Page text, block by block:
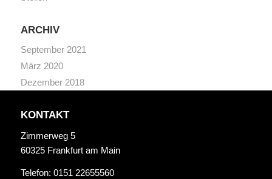
ARCHIV
September 2021
März 2020
Dezember 2018
KONTAKT
Zimmerweg 5
60325 Frankfurt am Main
Telefon: 0151 22655560